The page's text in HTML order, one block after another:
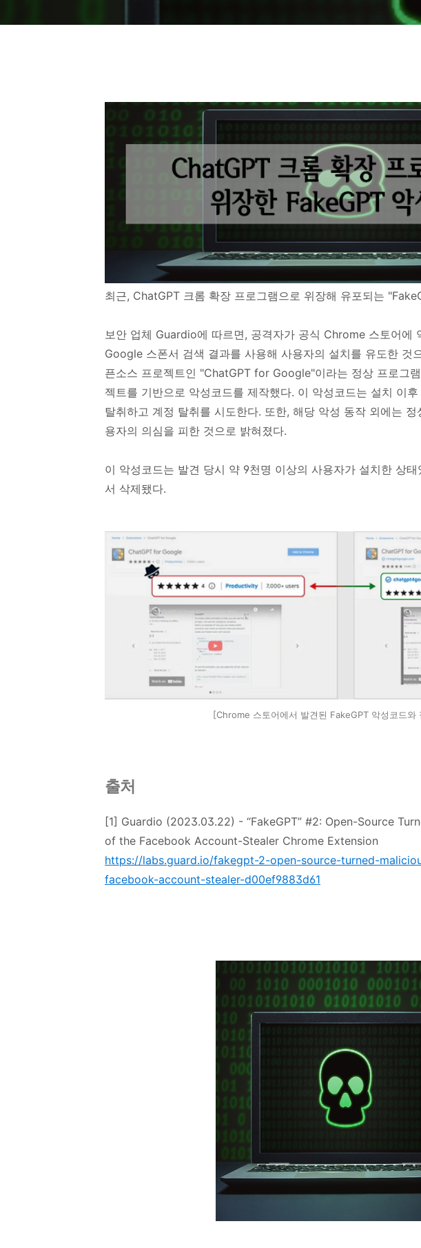
최근, ChatGPT 크롬 확장 프로그램으로 위장해 유포되는
보안 업체 Guardio에 따르면, 공격자가 공식 Chrome 스토어에
Google 스폰서 검색 결과를 사용해 사용자의 설치를 유도한 것
픈소스 프로젝트인 "ChatGPT for Google"이라는 정상 프로그
젝트를 기반으로 악성코드를 제작했다. 이 악성코드는 설치 이
탈취하고 계정 탈취를 시도한다. 또한, 해당 악성 동작 외에는
용자의 의심을 피한 것으로 밝혀졌다.
이 악성코드는 발견 당시 약 9천명 이상의 사용자가 설치한 상
서 삭제됐다.
[Chrome 스토어에서 발견된 FakeGPT 악성코드와
출처
[1] Guardio (2023.03.22) - “FakeGPT” #2: Open-Source
of the Facebook Account-Stealer Chrome Extension
https://labs.guard.io/fakegpt-2-open-source-turned-
facebook-account-stealer-d00ef9883d61